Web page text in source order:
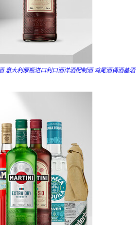
意大利原瓶进口利口酒洋酒配制酒 鸡尾酒调酒基酒